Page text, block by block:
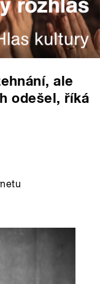
ale
odešel, říká